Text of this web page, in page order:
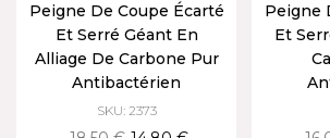
Peigne De Coupe Écarté
Et Serré Géant En
Alliage De Carbone Pur
Antibactérien
SKU: 2373
Peigne
Et